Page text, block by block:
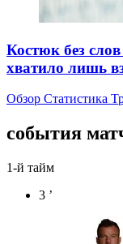
Костюк без
хватило лишь
Обзор Статистика
события
1-й тайм
3 ’